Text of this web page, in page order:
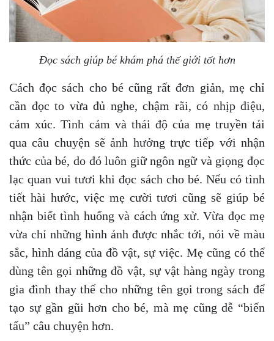
Đọc sách giúp bé khám phá thế giới tốt hơn
Cách đọc sách cho bé cũng rất đơn giản, mẹ chỉ
cần đọc to vừa đủ nghe, chậm rãi, có nhịp điệu,
cảm xúc. Tình cảm và thái độ của mẹ truyền tải
qua câu chuyện sẽ ảnh hưởng trực tiếp với nhận
thức của bé, do đó luôn giữ ngôn ngữ và giọng đọc
lạc quan vui tươi khi đọc sách cho bé. Nếu có tình
tiết hài hước, việc mẹ cười tươi cũng sẽ giúp bé
nhận biết tình huống và cách ứng xử. Vừa đọc mẹ
vừa chỉ những hình ảnh được nhắc tới, nói về màu
sắc, hình dáng của đồ vật, sự việc. Mẹ cũng có thể
dùng tên gọi những đồ vật, sự vật hàng ngày trong
gia đình thay thế cho những tên gọi trong sách để
tạo sự gần gũi hơn cho bé, mà mẹ cũng dễ “biến
tấu” câu chuyện hơn.